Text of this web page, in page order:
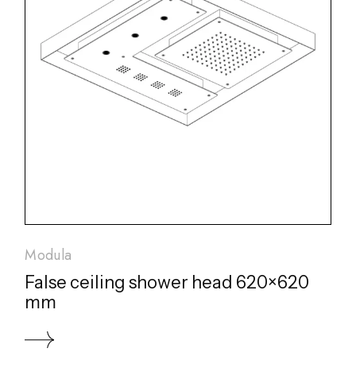
Modula
False ceiling shower head 620×620
mm